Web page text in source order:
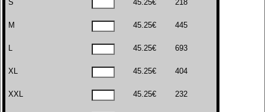
S 45.25€ 218
M 45.25€ 445
L 45.25€ 693
XL 45.25€ 404
XXL 45.25€ 232